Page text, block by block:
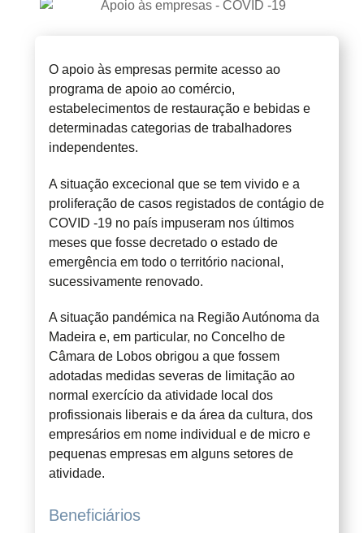
O apoio às empresas permite acesso ao
programa de apoio ao comércio,
estabelecimentos de restauração e bebidas e
determinadas categorias de trabalhadores
independentes.
A situação excecional que se tem vivido e a
proliferação de casos registados de contágio de
COVID -19 no país impuseram nos últimos
meses que fosse decretado o estado de
emergência em todo o território nacional,
sucessivamente renovado.
A situação pandémica na Região Autónoma da
Madeira e, em particular, no Concelho de
Câmara de Lobos obrigou a que fossem
adotadas medidas severas de limitação ao
normal exercício da atividade local dos
profissionais liberais e da área da cultura, dos
empresários em nome individual e de micro e
pequenas empresas em alguns setores de
atividade.
Beneficiários